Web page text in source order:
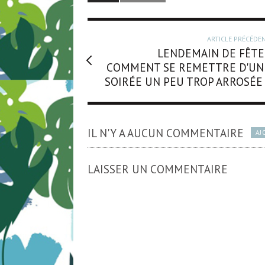
ARTICLE
LENDEMAIN DE
COMMENT SE REMETTRE
SOIRÉE UN PEU TROP ARROSÉE
IL N'Y A AUCUN COMMENTAIRE
LAISSER UN COMMENTAIRE